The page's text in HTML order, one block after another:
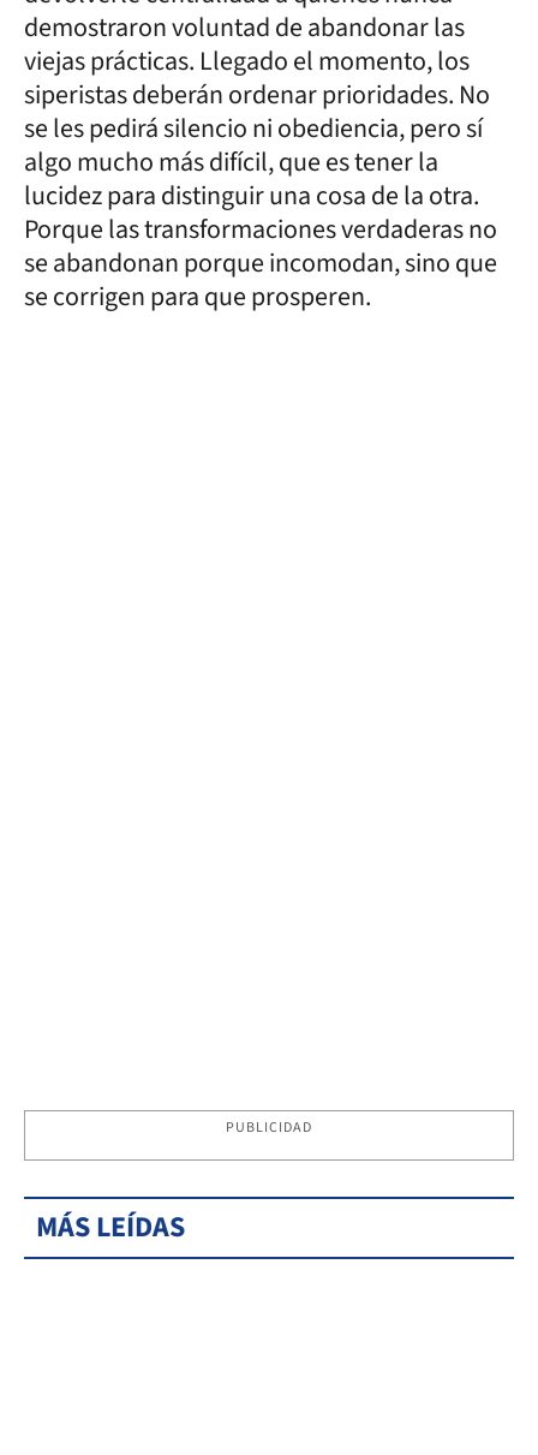
demostraron voluntad de abandonar las
viejas prácticas. Llegado el momento, los
siperistas deberán ordenar prioridades. No
se les pedirá silencio ni obediencia, pero sí
algo mucho más difícil, que es tener la
lucidez para distinguir una cosa de la otra.
Porque las transformaciones verdaderas no
se abandonan porque incomodan, sino que
se corrigen para que prosperen.
PUBLICIDAD
MÁS LEÍDAS